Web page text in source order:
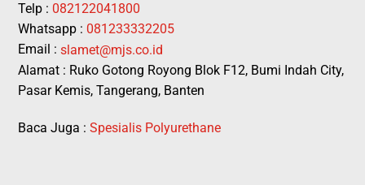
Telp : 082122041800
Whatsapp : 081233332205
Email :slamet@mjs.co.id
Alamat : Ruko Gotong Royong Blok F12, Bumi Indah City,
Pasar Kemis, Tangerang, Banten
Baca Juga :Spesialis Polyurethane